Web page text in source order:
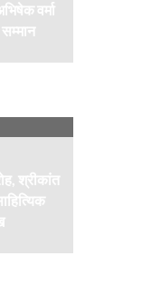
वर्मा
सम्मान
श्रीकांत